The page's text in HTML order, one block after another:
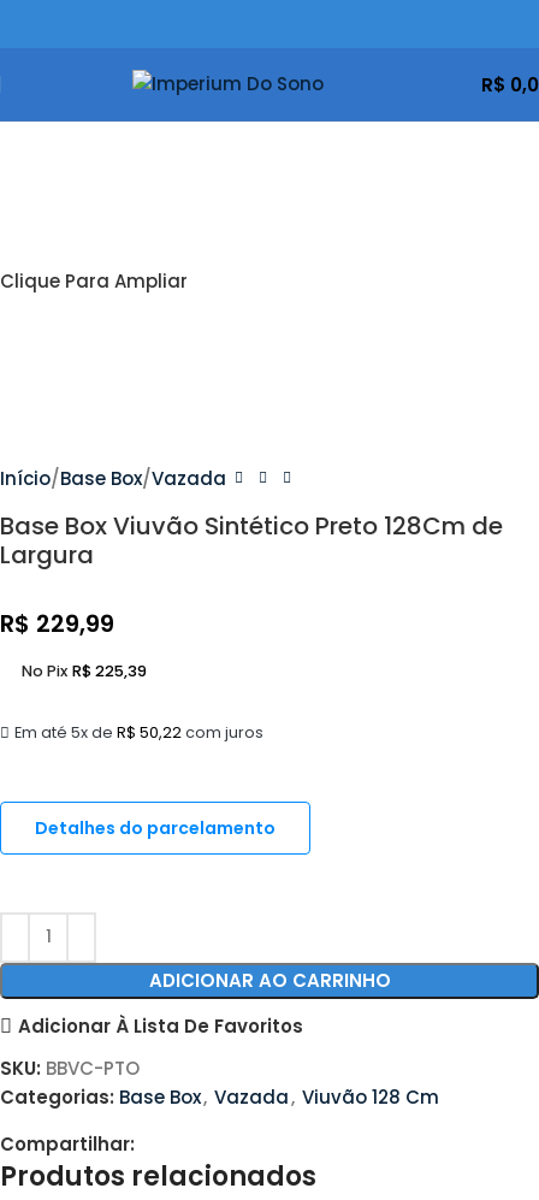
R$
Clique Para Ampliar
Início Base Box Vazada
Base Box Viuvão Sintético Preto 128Cm de
Largura
R$ 229,99
Em até 5x de R$ 50,22com juros
No Pix R$225,39
Detalhes do parcelamento
ADICIONAR AO CARRINHO
Adicionar À Lista De Favoritos
SKU: BBVC-PTO
Categorias: Base Box, Vazada, Viuvão 128 Cm
Compartilhar:
Produtos relacionados